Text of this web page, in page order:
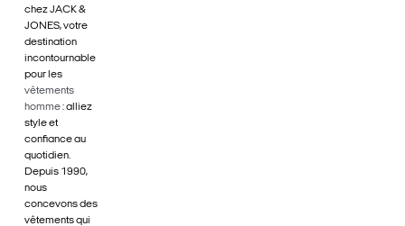
chez JACK &
JONES, votre
destination
incontournable
pour les
vêtements
homme: alliez
style et
confiance au
quotidien.
Depuis 1990,
nous
concevons des
vêtements qui